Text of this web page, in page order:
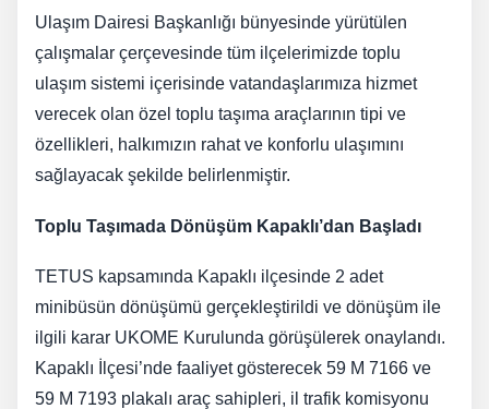
Ulaşım Dairesi Başkanlığı bünyesinde yürütülen
çalışmalar çerçevesinde tüm ilçelerimizde toplu
ulaşım sistemi içerisinde vatandaşlarımıza hizmet
verecek olan özel toplu taşıma araçlarının tipi ve
özellikleri, halkımızın rahat ve konforlu ulaşımını
sağlayacak şekilde belirlenmiştir.
Toplu Taşımada Dönüşüm Kapaklı’dan Başladı
TETUS kapsamında Kapaklı ilçesinde 2 adet
minibüsün dönüşümü gerçekleştirildi ve dönüşüm ile
ilgili karar UKOME Kurulunda görüşülerek onaylandı.
Kapaklı İlçesi’nde faaliyet gösterecek 59 M 7166 ve
59 M 7193 plakalı araç sahipleri, il trafik komisyonu